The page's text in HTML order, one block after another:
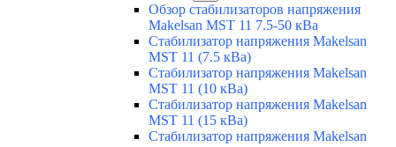
Обзор стабилизаторов напряжения
Makelsan MST 11 7.5-50 кВа
Стабилизатор напряжения Makelsan
MST 11 (7.5 кВа)
Стабилизатор напряжения Makelsan
MST 11 (10 кВа)
Стабилизатор напряжения Makelsan
MST 11 (15 кВа)
Стабилизатор напряжения Makelsan